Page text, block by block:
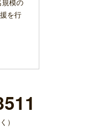
を行
）